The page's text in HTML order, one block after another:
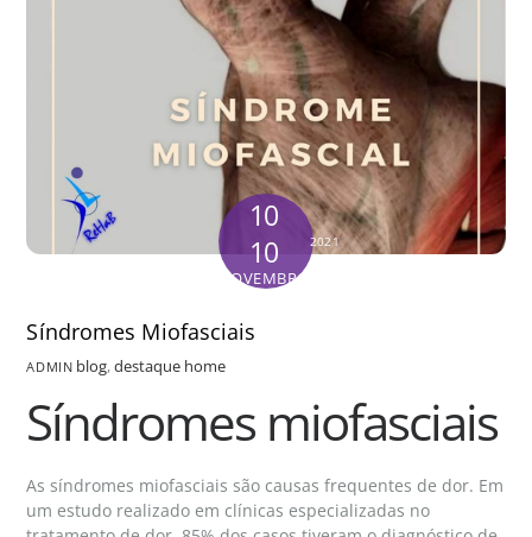
10
10
NOVEMBRO
2021
Síndromes Miofasciais
ADMIN blog,destaque home
Síndromes miofasciais
As síndromes miofasciais são causas frequentes de dor. Em
um estudo realizado em clínicas especializadas no